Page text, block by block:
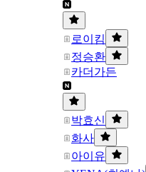
로이킴
정승환
카더가든
박효신
화사
아이유